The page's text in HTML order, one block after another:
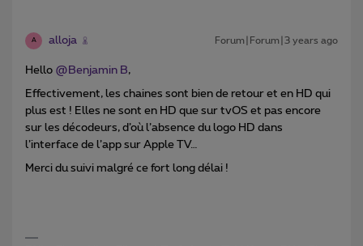
A alloja Forum|Forum|3 years ago
Hello @Benjamin B,
Effectivement, les chaines sont bien de retour et en HD qui
plus est ! Elles ne sont en HD que sur tvOS et pas encore
sur les décodeurs, d’où l’absence du logo HD dans
l’interface de l’app sur Apple TV…
Merci du suivi malgré ce fort long délai !